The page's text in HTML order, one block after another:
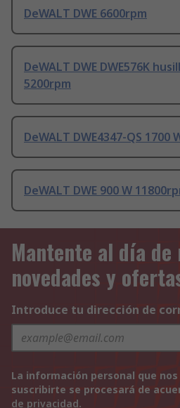
DeWALT DWE 6600rpm
DeWALT DWE DWE576K
5200rpm
DeWALT DWE4347-QS 1700
DeWALT DWE 900 W
Mantente al día de
novedades y
Introduce tu dirección de
La información personal que
suscribirte se procesará de
de privacidad.